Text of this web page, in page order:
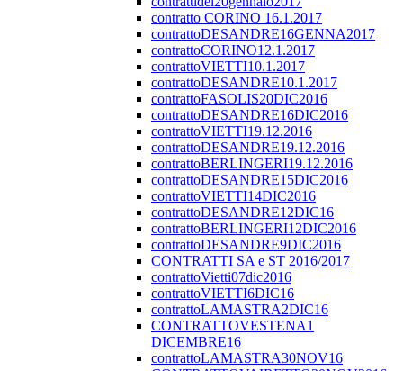
contratto CORINO 16.1.2017
contrattoDESANDRE16GENNA2017
contrattoCORINO12.1.2017
contrattoVIETTI10.1.2017
contrattoDESANDRE10.1.2017
contrattoFASOLIS20DIC2016
contrattoDESANDRE16DIC2016
contrattoVIETTI19.12.2016
contrattoDESANDRE19.12.2016
contrattoBERLINGERI19.12.2016
contrattoDESANDRE15DIC2016
contrattoVIETTI14DIC2016
contrattoDESANDRE12DIC16
contrattoBERLINGERI12DIC2016
contrattoDESANDRE9DIC2016
CONTRATTI SA e ST 2016/2017
contrattoVietti07dic2016
contrattoVIETTI6DIC16
contrattoLAMASTRA2DIC16
CONTRATTOVESTENA1
DICEMBRE16
contrattoLAMASTRA30NOV16